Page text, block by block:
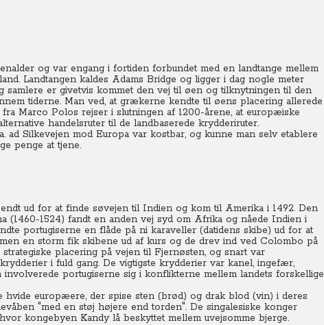
og var engang i fortiden forbundet med en landtange mellem
Landtangen kaldes Adams Bridge og ligger i dag nogle meter
samlere er givetvis kommet den vej til øen og tilknytningen til den
tiderne. Man ved, at grækerne kendte til øens placering allerede
Marco Polos rejser i slutningen af 1200-årene, at europæiske
handelsruter til de landbaserede krydderiruter.
ad Silkevejen mod Europa var kostbar, og kunne man selv etablere
penge at tjene.
ud for at finde søvejen til Indien og kom til Amerika i 1492. Den
(1460-1524) fandt en anden vej syd om Afrika og nåede Indien i
portugiserne en flåde på ni karaveller (datidens skibe) ud for at
en storm fik skibene ud af kurs og de drev ind ved Colombo på
placering på vejen til Fjernøsten, og snart var
i fuld gang. De vigtigste krydderier var kanel, ingefær,
involverede portugiserne sig i konflikterne mellem landets forskellige
hvide europæere, der spise sten (brød) og drak blod (vin) i deres
"med en støj højere end torden". De singalesiske konger
kongebyen Kandy lå beskyttet mellem uvejsomme bjerge.